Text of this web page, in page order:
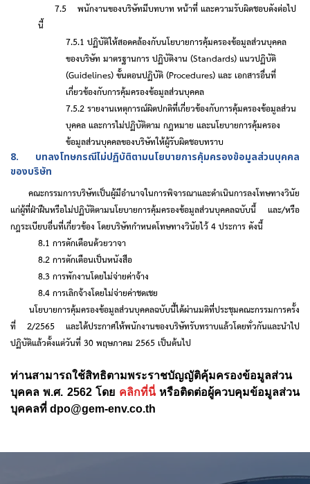
7.5 พนักงานของบริษัทมีบทบาท หน้าที่ และความรับผิดชอบดังต่อไป
นี้
7.5.1 ปฏิบัติให้สอดคล้องกับนโยบายการคุ้มครองข้อมูลส่วนบุคคล
ของบริษัท มาตรฐานการ ปฏิบัติงาน (Standards)แนวปฏิบัติ
(Guidelines)ขั้นตอนปฏิบัติ (Procedures)และ เอกสารอื่นที่
เกี่ยวข้องกับการคุ้มครองข้อมูลส่วนบุคคล
7.5.2 รายงานเหตุการณ์ผิดปกติที่เกี่ยวข้องกับการคุ้มครองข้อมูลส่วน
บุคคล และการไม่ปฏิบัติตาม กฎหมาย และนโยบายการคุ้มครอง
ข้อมูลส่วนบุคคลของบริษัทให้ผู้รับผิดชอบทราบ
8. บทลงโทษกรณีไม่ปฏิบัติตามนโยบายการคุ้มครองข้อมูลส่วนบุคคล
ของบริษัท
คณะกรรมการบริษัทเป็นผู้มีอำนาจในการพิจารณาและดำเนินการลงโทษทางวินัย
แก่ผู้ที่ฝ่าฝืนหรือไม่ปฏิบัติตามนโยบายการคุ้มครองข้อมูลส่วนบุคคลฉบับนี้ และ/หรือ
กฎระเบียบอื่นที่เกี่ยวข้อง โดยบริษัทกำหนดโทษทางวินัยไว้4ประการ ดังนี้
8.1 การตักเตือนด้วยวาจา
8.2 การตักเตือนเป็นหนังสือ
8.3 การพักงานโดยไม่จ่ายค่าจ้าง
8.4 การเลิกจ้างโดยไม่จ่ายค่าชดเชย
นโยบายการคุ้มครองข้อมูลส่วนบุคคลฉบับนี้ได้ผ่านมติที่ประชุมคณะกรรมการครั้ง
ที่ 2/2565 และได้ประกาศให้พนักงานของบริษัทรับทราบแล้วโดยทั่วกันและนำไป
ปฏิบัติแล้วตั้งแต่วันที่ 30พฤษภาคม 2565เป็นต้นไป
ท่านสามารถใช้สิทธิตามพระราชบัญญัติคุ้มครองข้อมูลส่วน
บุคคล พ.ศ. 2562 โดย คลิกที่นี่หรือติดต่อผู้ควบคุมข้อมูลส่วน
บุคคลที่ dpo@gem-env.co.th